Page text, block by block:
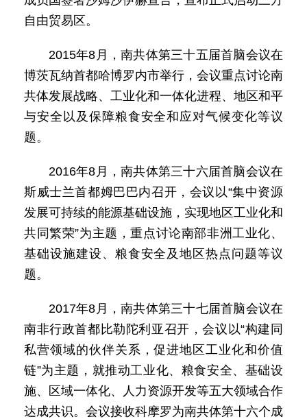
自由贸易区。
2015年8月，南共体第三十五届首脑会议在
博茨瓦纳首都哈博罗内市举行，会议重点讨论南
共体发展战略、工业化和一体化进程、地区和平
与安全以及保障粮食安全和应对气候变化等议
题。
2016年8月，南共体第三十六届首脑会议在
斯威士兰首都姆巴巴内召开，会议以“集中资源
发展可持续的能源基础设施，实现地区工业化和
共同繁荣”为主题，重点讨论南部非洲工业化、
基础设施建设、粮食安全及地区热点问题等议
题。
2017年8月，南共体第三十七届首脑会议在
南非行政首都比勒陀利亚召开，会议以“构建同
私营领域的伙伴关系，促进地区工业化和价值
链”为主题，就推动工业化、粮食安全、基础设
施、区域一体化、人力资源开发等五大领域合作
达成共识。会议接收科摩罗为南共体第十六个成